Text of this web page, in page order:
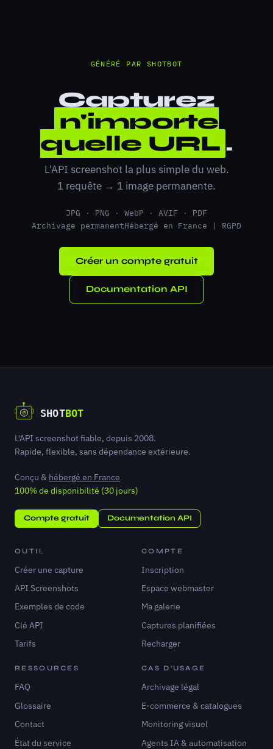
GÉNÉRÉ PAR SHOTBOT
Capturez
n'importe
quelle URL .
L'API screenshot la plus simple du web.
1 requête → 1 image permanente.
JPG · PNG · WebP · AVIF · PDF
Archivage permanentHébergé en France | RGPD
Créer un compte gratuit
Documentation API
L'API screenshot fiable, depuis 2008.
Rapide, flexible, sans dépendance extérieure.
Conçu & hébergé en France
100% de disponibilité (30 jours)
Compte gratuit Documentation API
OUTIL
Créer une capture
API Screenshots
Exemples de code
Clé API
Tarifs
COMPTE
Inscription
Espace webmaster
Ma galerie
Captures planifiées
Recharger
RESSOURCES
FAQ
Glossaire
Contact
État du service
CAS D'USAGE
Archivage légal
E-commerce & catalogues
Monitoring visuel
Agents IA & automatisation